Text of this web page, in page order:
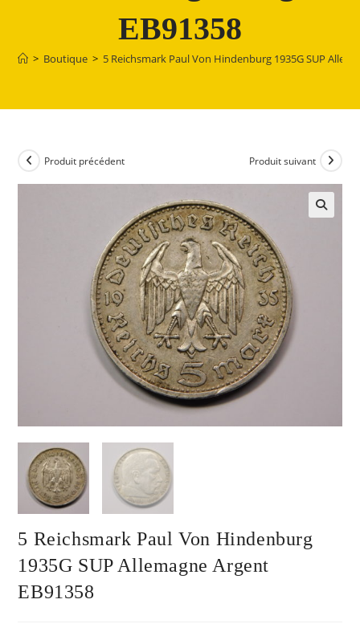
EB91358
> Boutique > 5 Reichsmark Paul Von Hindenburg 1935G SUP
Produit précédent Produit suivant
5 Reichsmark Paul Von Hindenburg
1935G SUP Allemagne Argent
EB91358